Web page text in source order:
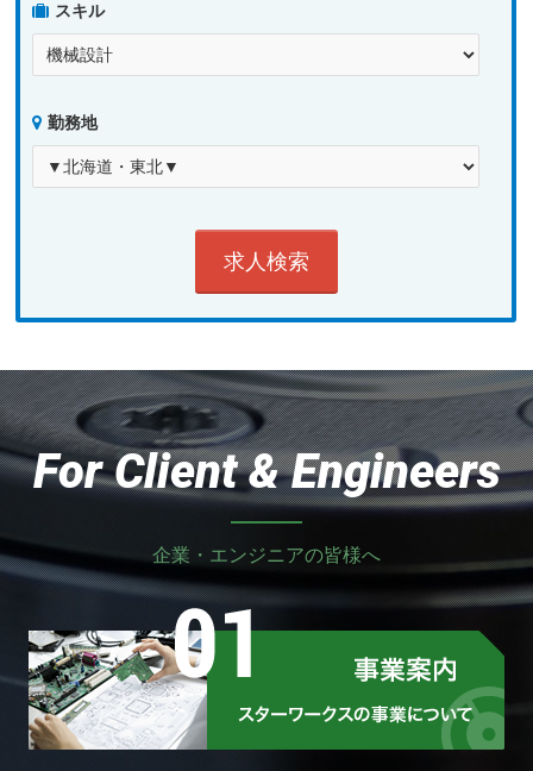
スキル
勤務地
For Client & Engineers
企業・エンジニアの皆様へ